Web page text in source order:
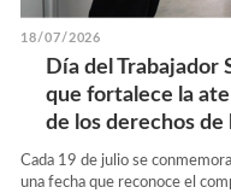
18/07/2026
Día del Trabajador
que fortalece la
de los derechos de
Cada 19 de julio se
una fecha que reconoce el